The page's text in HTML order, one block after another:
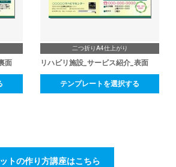
面
二つ折りA4仕上がり
リハビリ施設_サービス紹介_表面
テンプレートを選択する
トの作り方講座はこちら